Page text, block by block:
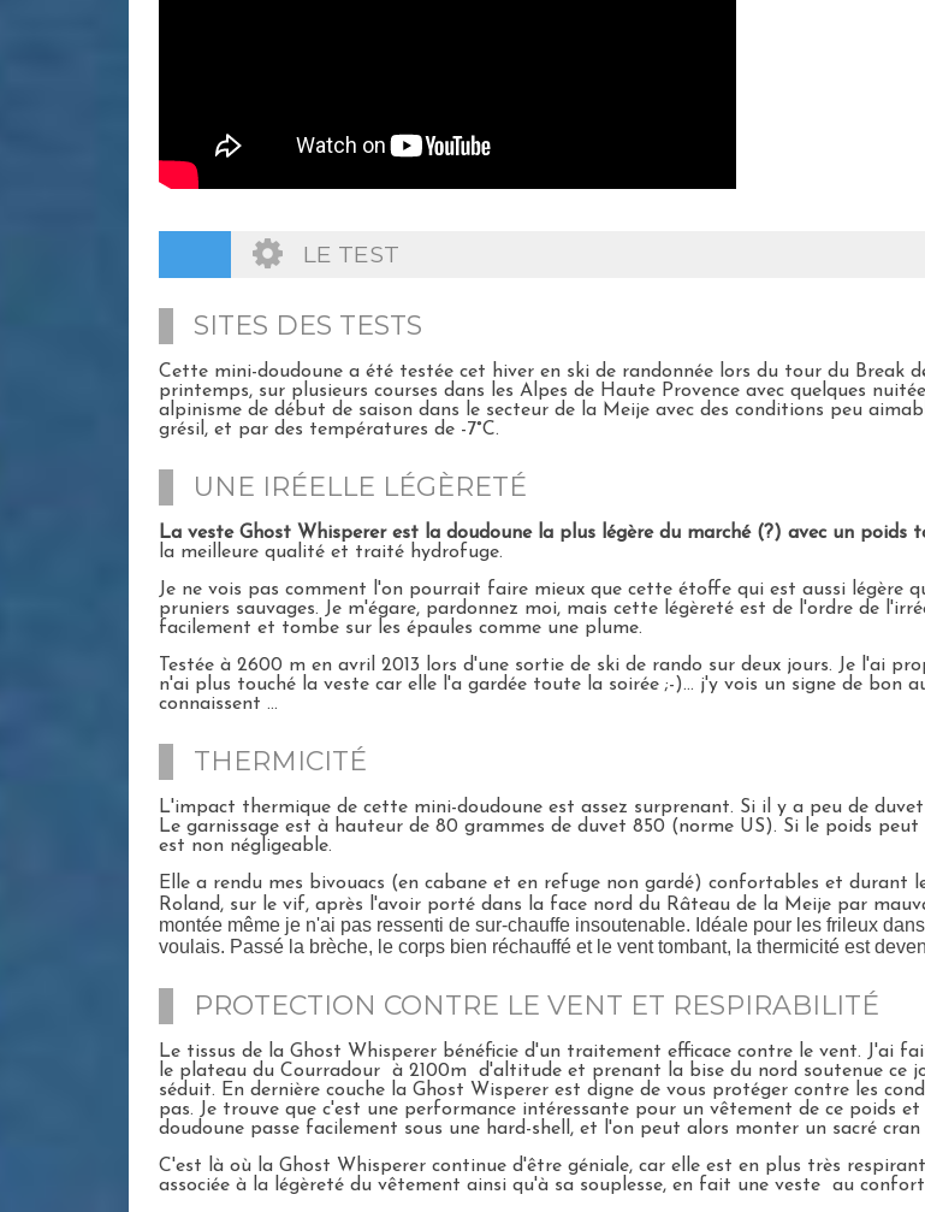
LE TEST
SITES DES TESTS
Cette mini-doudoune a été testée cet hiver en ski de randonnée lors du tour du Break
printemps, sur plusieurs courses dans les Alpes de Haute Provence avec quelques
alpinisme de début de saison dans le secteur de la Meije avec des conditions peu
grésil, et par des températures de -7°C.
UNE IRÉELLE LÉGÈRETÉ
La veste Ghost Whisperer est la doudoune la plus légère du marché (?) avec un
la meilleure qualité et traité hydrofuge.
Je ne vois pas comment l'on pourrait faire mieux que cette étoffe qui est aussi légère
pruniers sauvages. Je m'égare, pardonnez moi, mais cette légèreté est de l'ordre de
facilement et tombe sur les épaules comme une plume.
Testée à 2600 m en avril 2013 lors d'une sortie de ski de rando sur deux jours. Je l'ai
n'ai plus touché la veste car elle l'a gardée toute la soirée ;-)... j'y vois un signe de bon
connaissent ...
THERMICITÉ
L'impact thermique de cette mini-doudoune est assez surprenant. Si il y a peu de
Le garnissage est à hauteur de 80 grammes de duvet 850 (norme US). Si le poids
est non négligeable.
Elle a rendu mes bivouacs (en cabane et en refuge non gardé) confortables et durant
Roland, sur le vif, après l'avoir porté dans la face nord du Râteau de la Meije par
montée même je n'ai pas ressenti de sur-chauffe insoutenable. Idéale pour les frileux
voulais. Passé la brèche, le corps bien réchauffé et le vent tombant, la thermicité est
PROTECTION CONTRE LE VENT ET RESPIRABILITÉ
Le tissus de la Ghost Whisperer bénéficie d'un traitement efficace contre le vent. J'ai
le plateau du Courradour à 2100m d'altitude et prenant la bise du nord soutenue ce
séduit. En dernière couche la Ghost Wisperer est digne de vous protéger contre les
pas. Je trouve que c'est une performance intéressante pour un vêtement de ce poids
doudoune passe facilement sous une hard-shell, et l'on peut alors monter un sacré
C'est là où la Ghost Whisperer continue d'être géniale, car elle est en plus très
associée à la légèreté du vêtement ainsi qu'à sa souplesse, en fait une veste au